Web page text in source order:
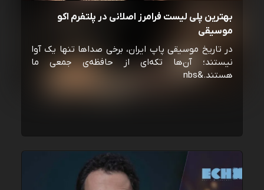
بهترین پلی لیست فرامرز اصلانی در پلتفرم اکو
موسیقی
در تاریخ موسیقی پاپ ایران، برخی صداها تنها یک آوا
نیستند؛ آن‌ها تکه‌ای از حافظه‌ی جمعی ما
هستند.&nbs